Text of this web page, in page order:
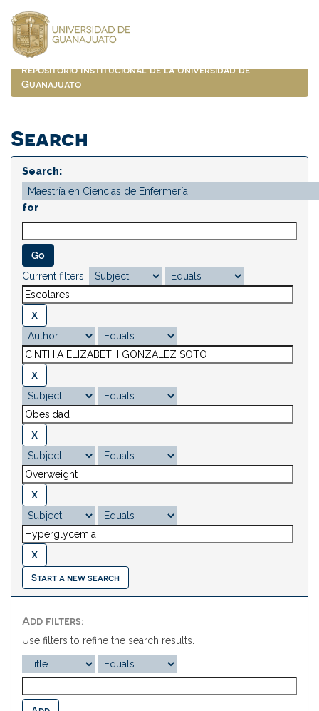
navigation
Repositorio Institucional de la Universidad de
Guanajuato
Search
Search:
for
Current filters:
Start a new search
Add filters:
Use filters to refine the search results.